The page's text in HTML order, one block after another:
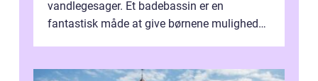
vandlegesager. Et badebassin er en
fantastisk måde at give børnene mulighed